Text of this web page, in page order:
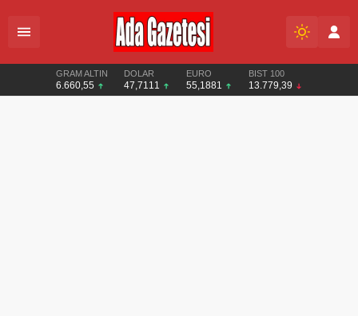
GRAM ALTIN
6.660,55
DOLAR
47,7111
EURO
55,1881
BIST 100
13.779,39